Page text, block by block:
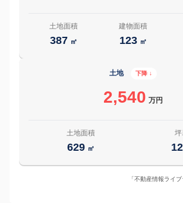
土地面積
387 ㎡
建物面積
123 ㎡
土地 下降 ↓
2,540 万円
土地面積
629 ㎡
坪
12
「不動産情報ライ